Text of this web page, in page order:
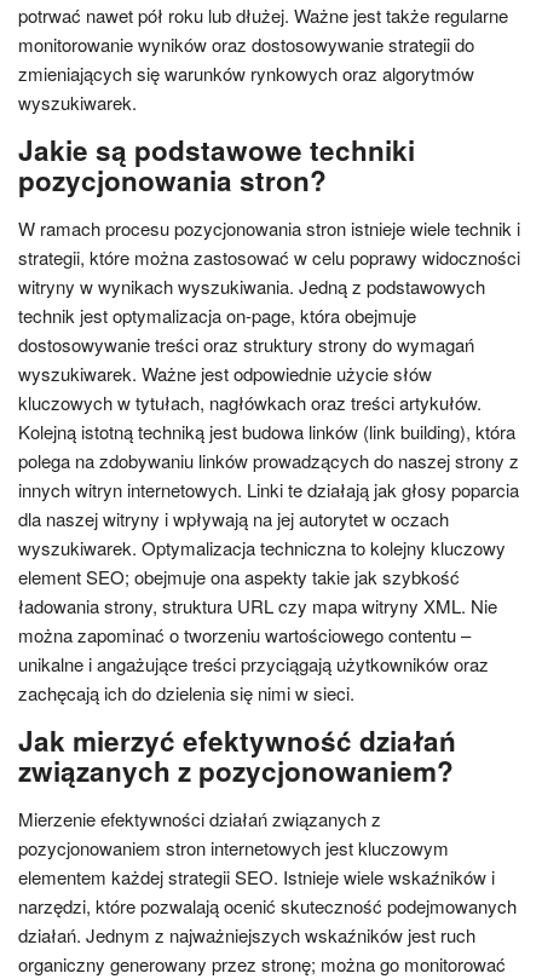
potrwać nawet pół roku lub dłużej. Ważne jest także regularne
monitorowanie wyników oraz dostosowywanie strategii do
zmieniających się warunków rynkowych oraz algorytmów
wyszukiwarek.
Jakie są podstawowe techniki
pozycjonowania stron?
W ramach procesu pozycjonowania stron istnieje wiele technik i
strategii, które można zastosować w celu poprawy widoczności
witryny w wynikach wyszukiwania. Jedną z podstawowych
technik jest optymalizacja on-page, która obejmuje
dostosowywanie treści oraz struktury strony do wymagań
wyszukiwarek. Ważne jest odpowiednie użycie słów
kluczowych w tytułach, nagłówkach oraz treści artykułów.
Kolejną istotną techniką jest budowa linków (link building), która
polega na zdobywaniu linków prowadzących do naszej strony z
innych witryn internetowych. Linki te działają jak głosy poparcia
dla naszej witryny i wpływają na jej autorytet w oczach
wyszukiwarek. Optymalizacja techniczna to kolejny kluczowy
element SEO; obejmuje ona aspekty takie jak szybkość
ładowania strony, struktura URL czy mapa witryny XML. Nie
można zapominać o tworzeniu wartościowego contentu –
unikalne i angażujące treści przyciągają użytkowników oraz
zachęcają ich do dzielenia się nimi w sieci.
Jak mierzyć efektywność działań
związanych z pozycjonowaniem?
Mierzenie efektywności działań związanych z
pozycjonowaniem stron internetowych jest kluczowym
elementem każdej strategii SEO. Istnieje wiele wskaźników i
narzędzi, które pozwalają ocenić skuteczność podejmowanych
działań. Jednym z najważniejszych wskaźników jest ruch
organiczny generowany przez stronę; można go monitorować